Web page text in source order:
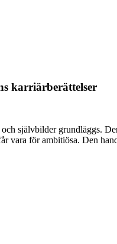
karriärberättelser
självbilder grundläggs.
vara för ambitiösa. Den